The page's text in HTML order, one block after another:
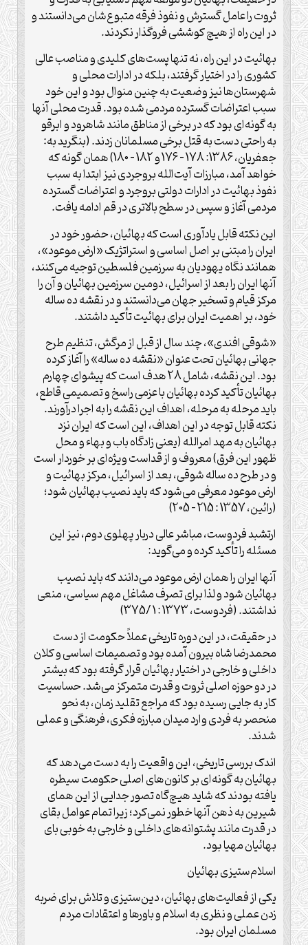
ثروت را عامل گسترش و نفوذ فرقه متبوع‌شان می‌دانستند و
در این راه از هیچ کوششی فروگذار نکردند.
بهائیت در این راه، نه تنها پست‌های کلیدی و مناصب عالی
کشوری را در اختیار گرفتند، بلکه در ادارات محلی و
شهرستان‌ها نیز وضعیت به چنین منوال بود و این خود
سبب اعتراضات گسترده مردمی شده بود. قدرت محلی آنها
به گونه‌ای بود که در برخی از مناطق مانند شاهرود و ابرقو
به راحتی دست به قتل برخی مسلمانان زدند. (بنگرید به:
جعفریان، 1386: 178 – 176 و 182 – 180) همان گونه که
خواهد آمد، مبارزات آیت‌الله ‌بروجردی نیز ابتدا به سبب
نفوذ بهائیت در ادارات دولتی بروجرد و اعتراضات گسترده
مردمی آغاز و سپس در سطح بالاتری در قم ادامه یافت.
این نکته قابل یادآوری است که بهائیان، حضور خود در
ایران را مبتنی بر اصل اساسی و استراتژیک «ارض موعود»،
همانند نگاه یهودیان به سرزمین فلسطین توجیه می‌کنند،
آنها ایران را بعد از اسرائیل، دومین سرزمین بهائیان و آن را
مرکز قیام و تسخیر جهان می‌دانستند و در نقشه ده ساله
خود، بر اهمیت ایران برای بهائیت تأکید داشتند.
«شوقی افندی»، چند سال از قبل از مرگش، تنظیم طرح
جهانی بهائیان تحت عنوان «نقشه ده ساله» را آغاز کرده
بود. این نقشه، شامل 28 هدف است که پیشوای چهارم
بهائیان تأکید کرده بهائیان با عزمی راسخ و تصمیمی قاطع،
باید مرحله به مرحله، اهداف این نقشه را به اجرا درآورند.
نکته قابل توجه در این اهداف، این است که ایران نزد
بهائیان به مهد امرالله (یعنی زادگاه باب و بهاء و محل
ظهور این فرق) معروف و از قداست ویژه‌ای بر خوردار است
و در طرح ده ساله شوقی، بعد از اسرائیل، مرکز بهائیت و
ارض موعود معرفی می‌شود که باید نصیب بهائیان شود؛
(رائین، 1357 : 215 – 205)
ارتشبد فردوست، مباشر عالی دربار پهلوی دوم، نیز این
مسئله را تأکید کرده و می‌گوید:
آنها ایران را همان ارض موعود می‌دانند که باید نصیب
بهائیان شود و لذا برای تصرف مشاغل مهم سیاسی، منعی
نداشتند. (فردوست، 1373 : 1 /375)
در حقیقت، در این دوره تاریخی عملاً حکومت از دست
محمدرضا شاه بیرون آمده بود و تصمیمات اساسی و کلان
داخلی و خارجی در اختیار بهائیان قرار گرفته بود که بیشتر
در دو حوزه اصلی ثروت و قدرت متمرکز می‌شد. حساسیت
کار به جایی رسیده بود که مراجع تقلید زمان، به نحو
منحصر به فردی وارد میدان مبارزه فکری، فرهنگی و عملی
شدند.
اندک بررسی تاریخی، این واقعیت را به دست می‌دهد که
بهائیان به گونه‌ای بر کانون‌های اصلی حکومت سیطره
یافته بودند که شاید هیچ‌گاه تصور جدایی از این همای
شیرین به ذهن آنها خطور نمی‌کرد؛ زیرا تمام عوامل بقای
در قدرت مانند پشتوانه‌های داخلی و خارجی به خوبی بای
بهائیان مهیا بود.
اسلام‌ستیزی بهائیان
یکی از فعالیت‌های بهائیان، دین‌ستیزی و تلاش برای ضربه
زدن عملی و نظری به اسلام و باورها و اعتقادات مردم
مسلمان ایران بود.